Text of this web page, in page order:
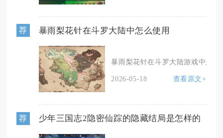
荐 暴雨梨花针在斗罗大陆中怎么使用
暴雨梨花针在斗罗大陆游戏中是
2026-05-18 查看原文+
荐 少年三国志2隐密仙踪的隐藏结局是怎样的